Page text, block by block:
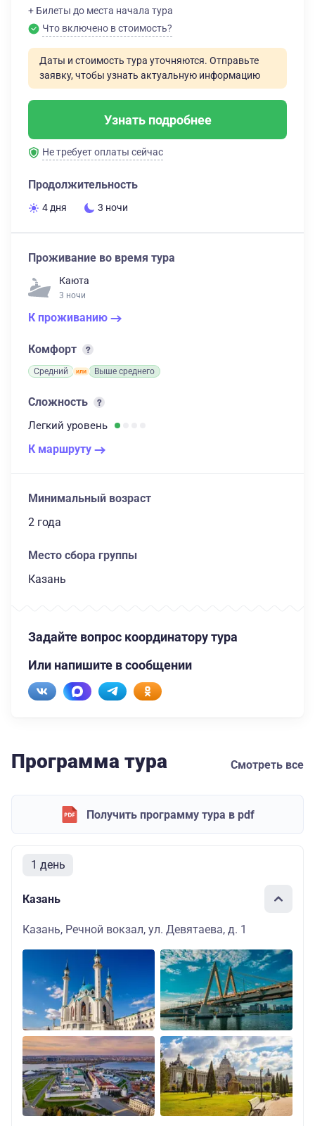
+ Билеты до места начала тура
Что включено в стоимость?
Даты и стоимость тура уточняются. Отправьте
заявку, чтобы узнать актуальную информацию
Узнать подробнее
Не требует оплаты сейчас
Продолжительность
4 дня 3 ночи
Проживание во время тура
Каюта
3 ночи
К проживанию
Комфорт
Средний Выше среднего
Сложность
Легкий уровень
К маршруту
Минимальный возраст
2 года
Место сбора группы
Казань
Задайте вопрос координатору тура
Или напишите в сообщении
Программа тура Смотреть все
Получить программу тура в pdf
1 день
Казань
Казань, Речной вокзал, ул. Девятаева, д. 1